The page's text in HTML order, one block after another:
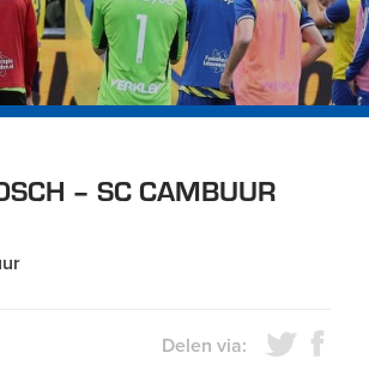
– SC CAMBUUR
Delen via: